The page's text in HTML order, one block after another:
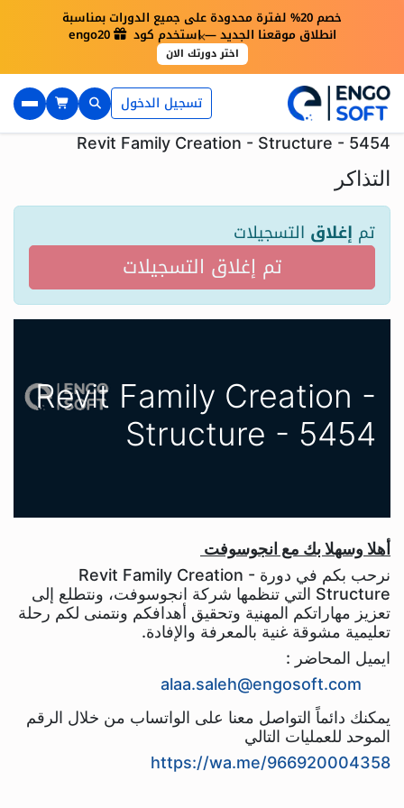
خصم 20% لفترة محدودة على جميع الدورات بمناسبة
انطلاق موقعنا الجديد — استخدم كود engo20
اختر دورتك الان
×
تسجيل الدخول
Revit Family Creation - Structure - 5454
التذاكر
تم إغلاق التسجيلات
تم إغلاق التسجيلات
Revit Family Creation -
Structure - 5454
أهلا وسهلا بك مع انجوسوفت
نرحب بكم في دورة Revit Family Creation -
Structure التي تنظمها شركة انجوسوفت، ونتطلع إلى
تعزيز مهاراتكم المهنية وتحقيق أهدافكم ونتمنى لكم رحلة
تعليمية مشوقة غنية بالمعرفة والإفادة.
ايميل المحاضر :
alaa.saleh@engosoft.com
يمكنك دائماً التواصل معنا على الواتساب من خلال الرقم
الموحد للعمليات التالي
https://wa.me/966920004358